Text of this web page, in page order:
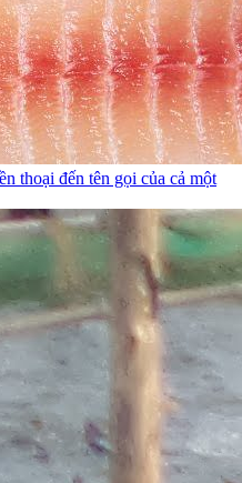
thoại đến tên gọi của cả một